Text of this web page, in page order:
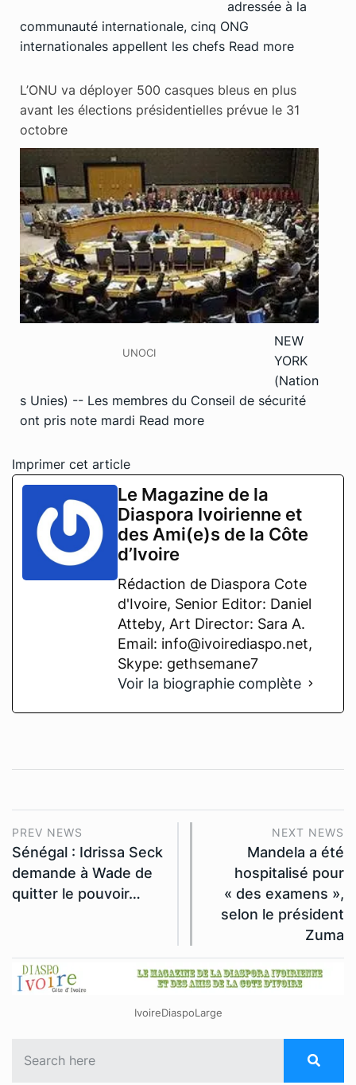
adressée à la
communauté internationale, cinq ONG
internationales appellent les chefs Read more
L’ONU va déployer 500 casques bleus en plus
avant les élections présidentielles prévue le 31
octobre
UNOCI
NEW
YORK
(Nation
s Unies) -- Les membres du Conseil de sécurité
ont pris note mardi Read more
Imprimer cet article
Le Magazine de la
Diaspora Ivoirienne et
des Ami(e)s de la Côte
d’Ivoire
Rédaction de Diaspora Cote
d'Ivoire, Senior Editor: Daniel
Atteby, Art Director: Sara A.
Email: info@ivoirediaspo.net,
Skype: gethsemane7
Voir la biographie complète
PREV NEWS
Sénégal : Idrissa Seck
demande à Wade de
quitter le pouvoir…
NEXT NEWS
Mandela a été
hospitalisé pour
« des examens »,
selon le président
Zuma
IvoireDiaspoLarge